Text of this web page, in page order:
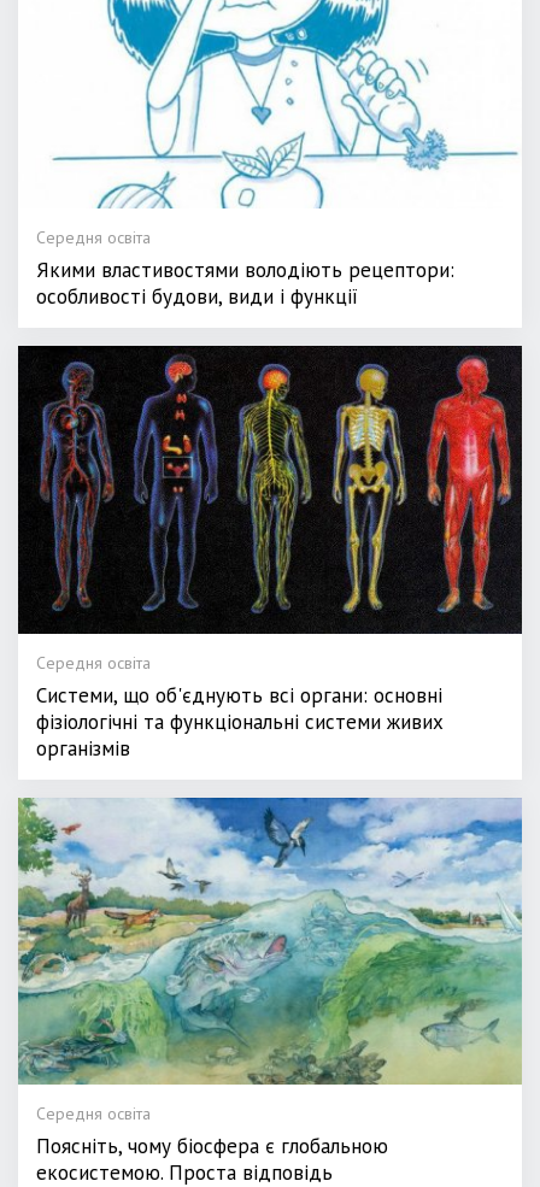
Середня освіта
Якими властивостями володіють рецептори:
особливості будови, види і функції
Середня освіта
Системи, що об'єднують всі органи: основні
фізіологічні та функціональні системи живих
організмів
Середня освіта
Поясніть, чому біосфера є глобальною
екосистемою. Проста відповідь